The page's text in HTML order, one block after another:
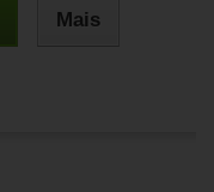
Mais